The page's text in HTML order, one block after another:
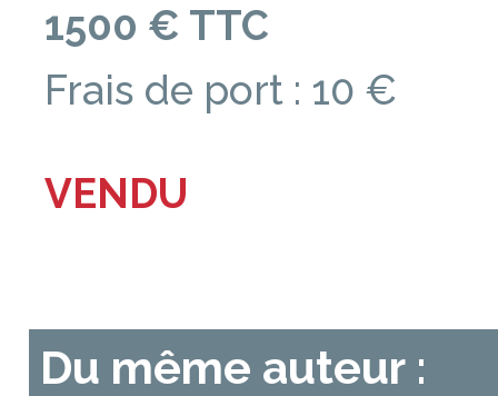
1500 € TTC
Frais de port : 10 €
VENDU
Du même auteur :